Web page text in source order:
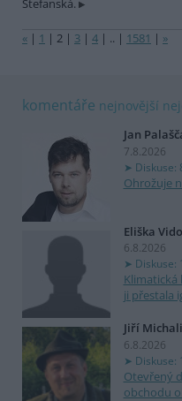
Štefanská.
« | 1 | 2 | 3 | 4 | .. | 1581 | »
komentáře nejnovější
Jan
7.8.2026
Diskuse:
Ohrožuje
Eliška
6.8.2026
Diskuse:
Klimatická
ji přestala
Jiří
6.8.2026
Diskuse:
Otevřený
obchodu